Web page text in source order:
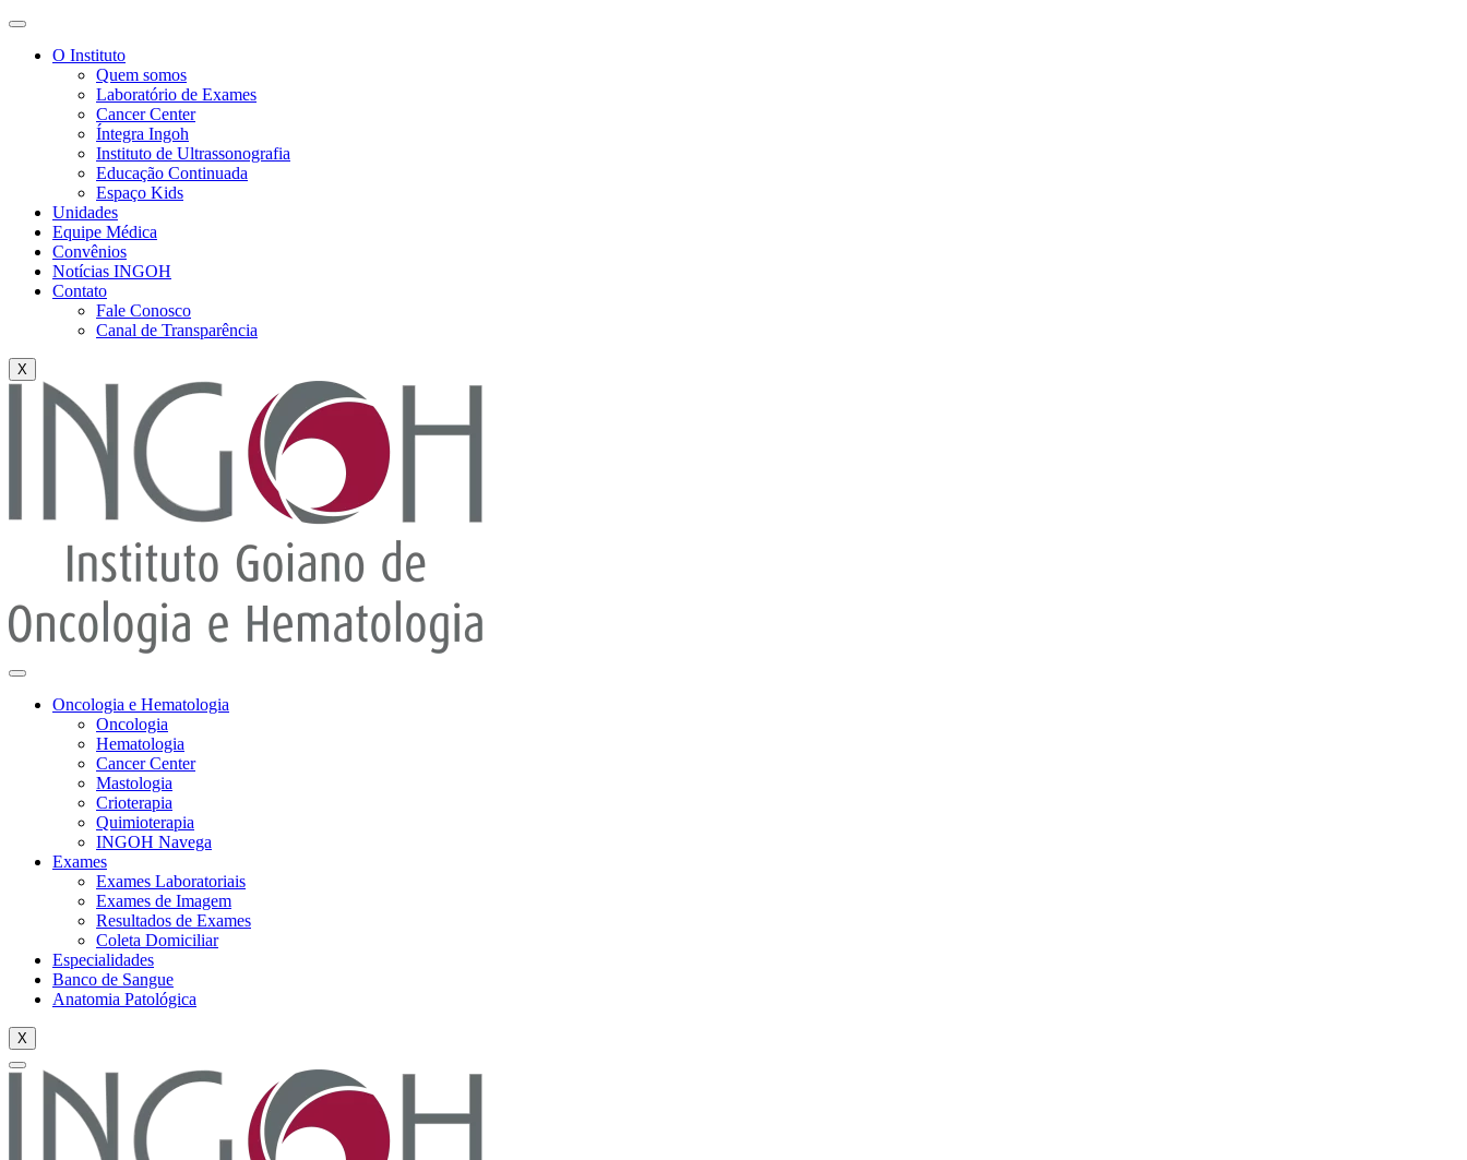
O Instituto
Quem somos
Laboratório de Exames
Cancer Center
Íntegra Ingoh
Instituto de Ultrassonografia
Educação Continuada
Espaço Kids
Unidades
Equipe Médica
Convênios
Notícias INGOH
Contato
Fale Conosco
Canal de Transparência
X
Oncologia e Hematologia
Oncologia
Hematologia
Cancer Center
Mastologia
Crioterapia
Quimioterapia
INGOH Navega
Exames
Exames Laboratoriais
Exames de Imagem
Resultados de Exames
Coleta Domiciliar
Especialidades
Banco de Sangue
Anatomia Patológica
X